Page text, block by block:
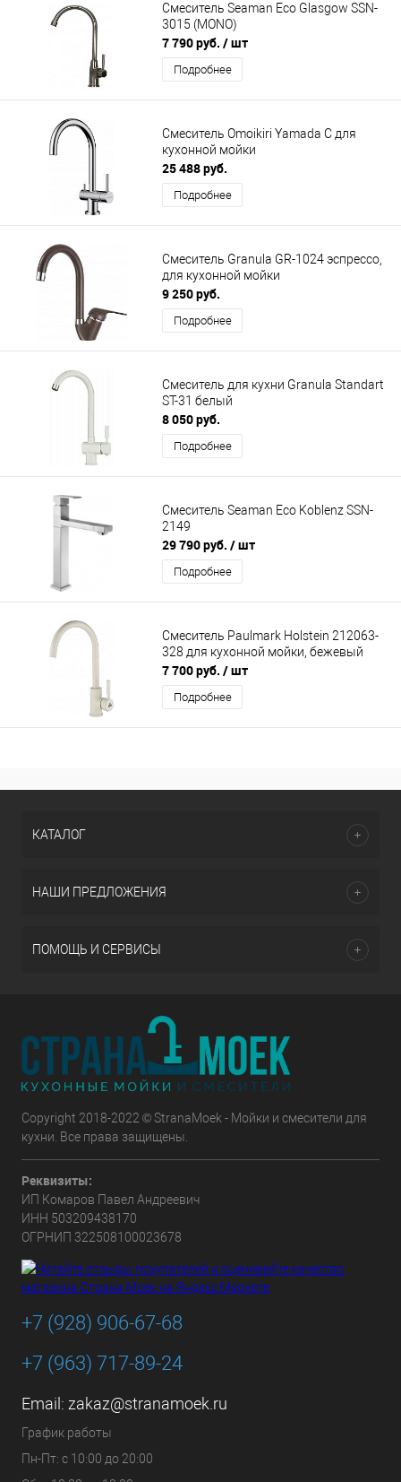
Смеситель Seaman Eco Glasgow SSN-
3015 (MONO)
7 790 руб. / шт
Подробнее
Смеситель Omoikiri Yamada C для
кухонной мойки
25 488 руб.
Подробнее
Смеситель Granula GR-1024 эспрессо,
для кухонной мойки
9 250 руб.
Подробнее
Смеситель для кухни Granula Standart
ST-31 белый
8 050 руб.
Подробнее
Смеситель Seaman Eco Koblenz SSN-
2149
29 790 руб. / шт
Подробнее
Смеситель Paulmark Holstein 212063-
328 для кухонной мойки, бежевый
7 700 руб. / шт
Подробнее
КАТАЛОГ
НАШИ ПРЕДЛОЖЕНИЯ
ПОМОЩЬ И СЕРВИСЫ
Copyright 2018-2022 © StranaMoek - Мойки и смесители для
кухни. Все права защищены.
Реквизиты:
ИП Комаров Павел Андреевич
ИНН 503209438170
ОГРНИП 322508100023678
+7 (928) 906-67-68
+7 (963) 717-89-24
Email: zakaz@stranamoek.ru
График работы
Пн-Пт: с 10:00 до 20:00